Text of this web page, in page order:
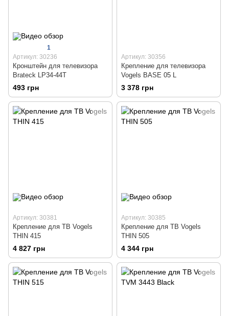
1
Артикул: 30236
Кронштейн для телевизора
Brateck LP34-44T
493 грн
Артикул: 30356
Крепление для телевизора
Vogels BASE 05 L
3 378 грн
Артикул: 30381
Крепление для ТВ Vogels
THIN 415
4 827 грн
Артикул: 30385
Крепление для ТВ Vogels
THIN 505
4 344 грн